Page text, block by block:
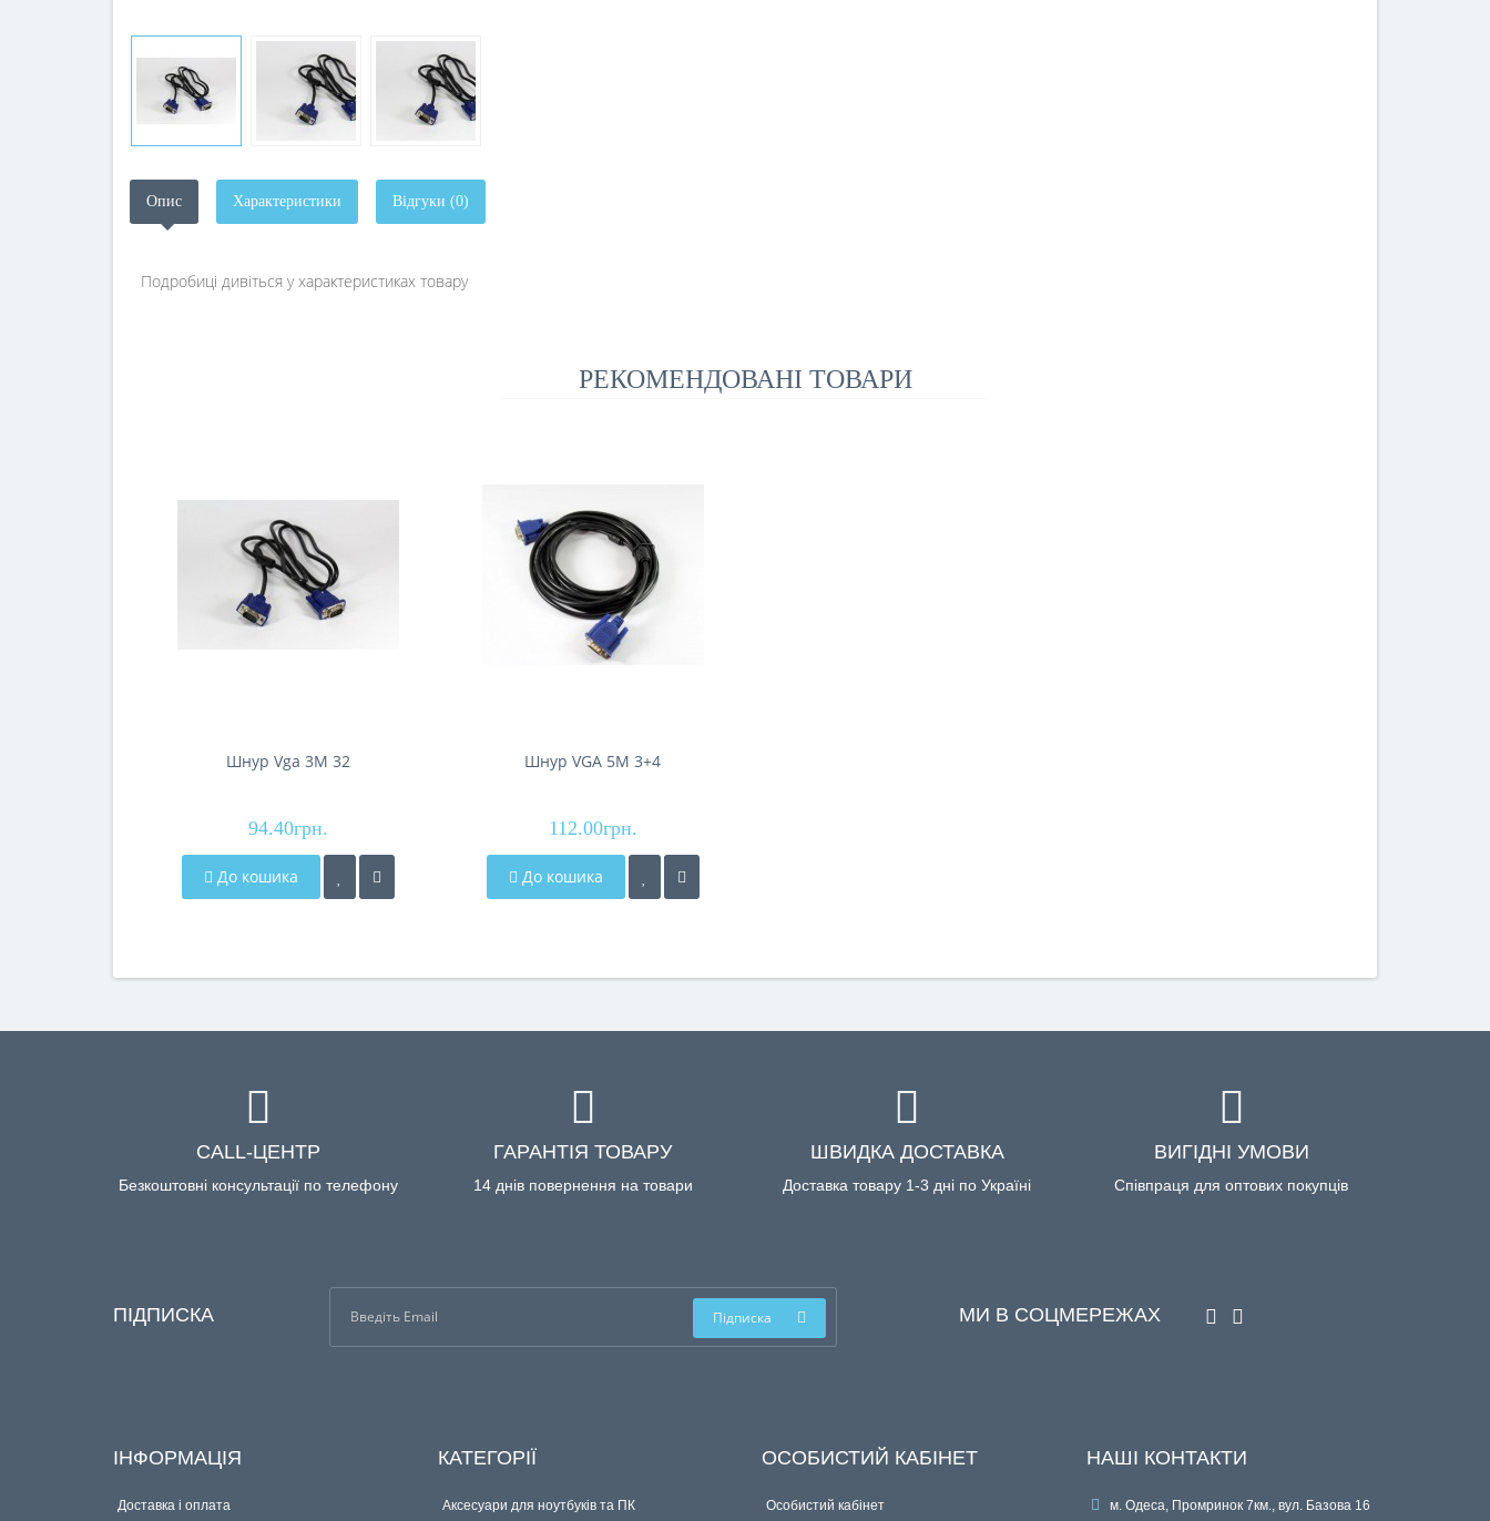
Опис Характеристики Відгуки (0)
Подробиці дивіться у характеристиках товару
РЕКОМЕНДОВАНІ ТОВАРИ
Шнур Vga 3M 32
94.40грн.
До кошика
Шнур VGA 5M 3+4
112.00грн.
До кошика
CALL-ЦЕНТР
Безкоштовні консультації по телефону
ГАРАНТІЯ ТОВАРУ
14 днів повернення на товари
ШВИДКА ДОСТАВКА
Доставка товару 1-3 дні по Україні
ВИГІДНІ УМОВИ
Співпраця для оптових покупців
ПІДПИСКА Підписка МИ В СОЦМЕРЕЖАХ
ІНФОРМАЦІЯ
Доставка і оплата
КАТЕГОРІЇ
Аксесуари для ноутбуків та ПК
ОСОБИСТИЙ КАБІНЕТ
Особистий кабінет
НАШІ КОНТАКТИ
м. Одеса, Промринок 7км., вул. Базова 16